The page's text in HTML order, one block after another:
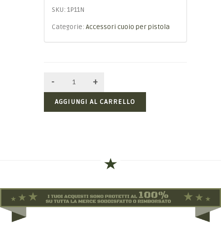
SKU: 1P11N
Categorie: Accessori cuoio per pistola
AGGIUNGI AL CARRELLO